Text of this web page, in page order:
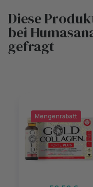
Diese
bei
gefragt
Mengenrabatt